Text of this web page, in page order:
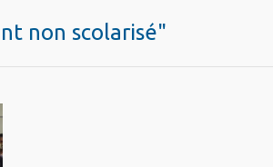
non scolarisé"